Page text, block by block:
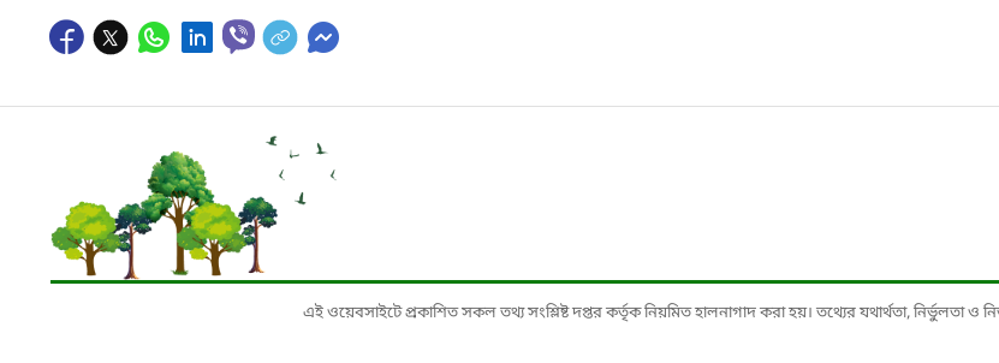
এই ওয়েবসাইটে প্রকাশিত সকল তথ্য সংশ্লিষ্ট দপ্তর কর্তৃক নিয়মিত হালনাগাদ করা হয়। তথ্যের যথার্থতা, নির্ভুলতা ও